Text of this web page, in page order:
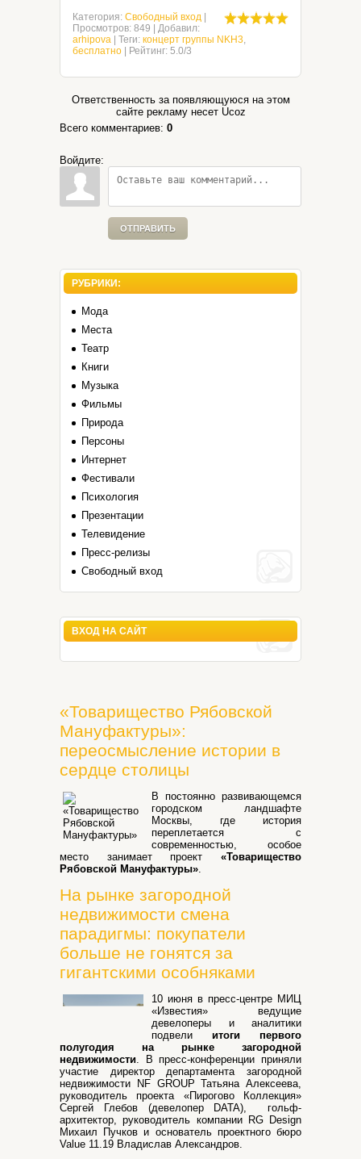
Категория: Свободный вход
Просмотров: 849 Добавил:
arhipova
Теги: концерт группы NKH3,
бесплатно
Рейтинг: 5.0/3
Ответственность за появляющуюся на этом
сайте рекламу несет Ucoz
Всего комментариев: 0
Войдите:
ОТПРАВИТЬ
РУБРИКИ:
Мода
Места
Театр
Книги
Музыка
Фильмы
Природа
Персоны
Интернет
Фестивали
Психология
Презентации
Телевидение
Пресс-релизы
Свободный вход
ВХОД НА САЙТ
«Товарищество Рябовской
Мануфактуры»:
переосмысление истории в
сердце столицы
В постоянно развивающемся
городском ландшафте
Москвы, где история
переплетается с
современностью, особое
место занимает проект «Товарищество
Рябовской Мануфактуры».
На рынке загородной
недвижимости смена
парадигмы: покупатели
больше не гонятся за
гигантскими особняками
10 июня в пресс-центре МИЦ
«Известия» ведущие
девелоперы и аналитики
подвели итоги первого
полугодия на рынке загородной
недвижимости. В пресс-конференции приняли
участие директор департамента загородной
недвижимости NF GROUP Татьяна Алексеева,
руководитель проекта «Пирогово Коллекция»
Сергей Глебов (девелопер DATA), гольф-
архитектор, руководитель компании RG Design
Михаил Пучков и основатель проектного бюро
Value 11.19 Владислав Александров.